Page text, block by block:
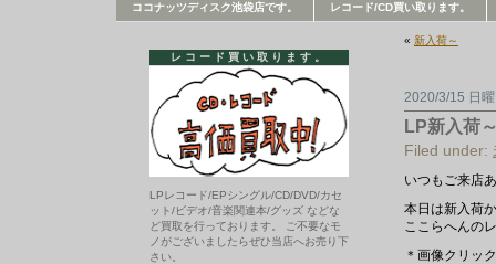
ココナッツディスク池袋店です。 レコード/CD買い取ります。
« 新入荷～
2020/3/15 日
LP新入荷
Filed under:
いつもご来店
本日は新入荷
ここらへんの
＊画像クリッ
レコード買い取ります。
LPレコード/EPシングル/CD/DVD/カセ
ット/ビデオ/音楽関連本/グッズ などな
ど買取を行っております。 ご不要なモ
ノがございましたらぜひ当店へお売り下
さい。